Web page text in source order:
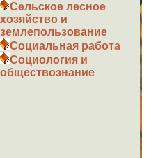
Сельское лесное
хозяйство и
землепользование
Социальная работа
Социология и
обществознание